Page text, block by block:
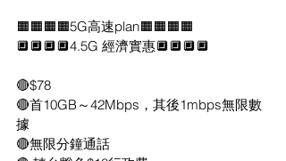
🟧🟧🟧🟧5G高速plan🟧🟧🟧🟧
🔲🔲🔲🔲4.5G 經濟實惠🔲🔲🔲🔲
🔴$78
🔴首10GB～42Mbps，其後1mbps無限數
據
🔴無限分鐘通話